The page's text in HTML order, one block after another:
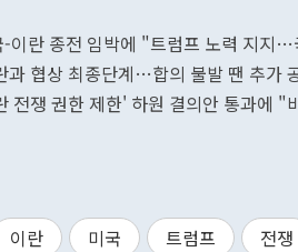
-이란 종전 임박에 "트럼프 노력 지지
과 협상 최종단계…합의 불발 땐 추가
전쟁 권한 제한' 하원 결의안 통과에 "
이란 미국 트럼프 전쟁